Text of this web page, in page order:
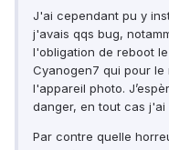
J'ai cependant pu y
j'avais qqs bug,
l'obligation de reboot
Cyanogen7 qui pour
l'appareil photo.
danger, en tout cas j'ai
Par contre quelle